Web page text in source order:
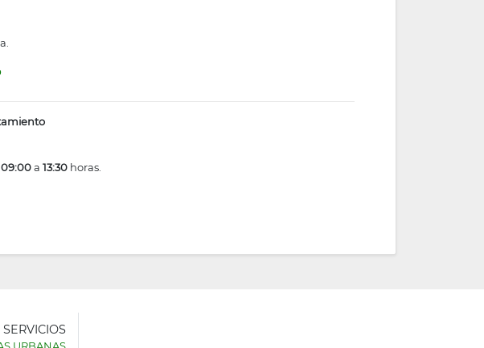
09:00a 13:30 horas.
SERVICIOS
URBANAS